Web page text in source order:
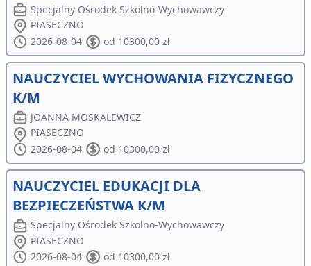
Specjalny Ośrodek Szkolno-Wychowawczy
PIASECZNO
2026-08-04
od 10300,00 zł
NAUCZYCIEL WYCHOWANIA FIZYCZNEGO
K/M
JOANNA MOSKALEWICZ
PIASECZNO
2026-08-04
od 10300,00 zł
NAUCZYCIEL EDUKACJI DLA
BEZPIECZEŃSTWA K/M
Specjalny Ośrodek Szkolno-Wychowawczy
PIASECZNO
2026-08-04
od 10300,00 zł